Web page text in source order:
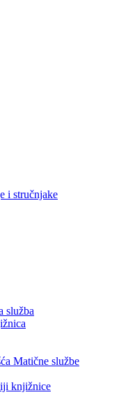
i stručnjake
služba
Matične službe
knjižnice